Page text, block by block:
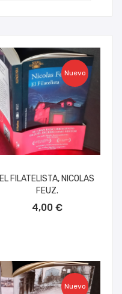
Nuevo
EL FILATELISTA, NICOLAS
FEUZ.
4,00 €
Nuevo